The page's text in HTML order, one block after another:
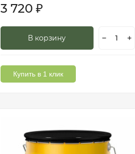
3 720 ₽
В корзину
Купить в 1 клик